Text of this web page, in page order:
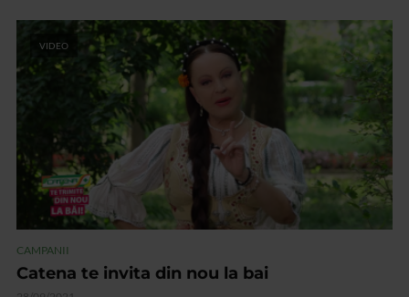
VIDEO
CAMPANII
Catena te invita din nou la bai